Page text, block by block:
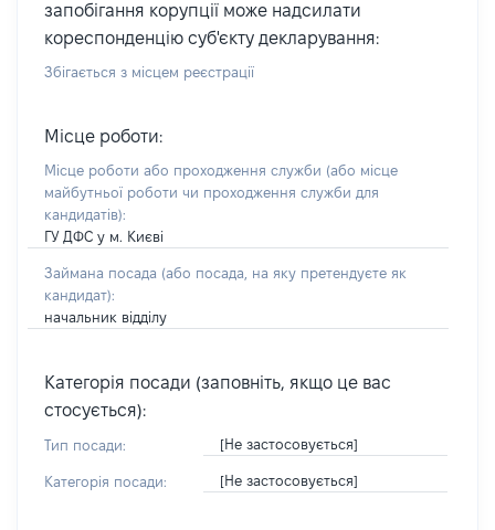
запобігання корупції може надсилати
кореспонденцію суб'єкту декларування:
Збігається з місцем реєстрації
Місце роботи:
Місце роботи або проходження служби (або місце
майбутньої роботи чи проходження служби для
кандидатів):
ГУ ДФС у м. Києві
Займана посада (або посада, на яку претендуєте як
кандидат):
начальник відділу
Категорія посади (заповніть, якщо це вас
стосується):
Тип посади: [Не застосовується]
Категорія посади: [Не застосовується]